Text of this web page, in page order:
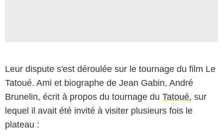
Leur dispute s'est déroulée sur le tournage du film Le
Tatoué. Ami et biographe de Jean Gabin, André
Brunelin, écrit à propos du tournage du Tatoué, sur
lequel il avait été invité à visiter plusieurs fois le
plateau :